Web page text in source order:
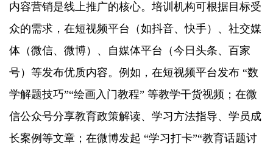
内容营销是线上推广的核心。培训机构可根据目标受
众的需求，在短视频平台（如抖音、快手）、社交媒
体（微信、微博）、自媒体平台（今日头条、百家
号）等发布优质内容。例如，在短视频平台发布 “数
学解题技巧”“绘画入门教程” 等教学干货视频；在微
信公众号分享教育政策解读、学习方法指导、学员成
长案例等文章；在微博发起 “学习打卡”“教育话题讨